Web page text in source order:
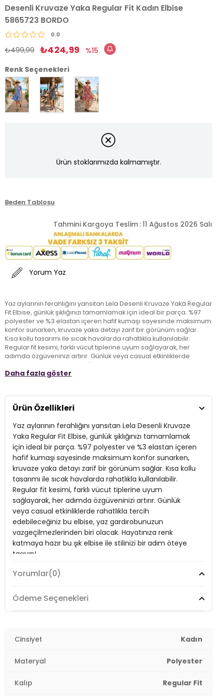
Desenli Kruvaze Yaka Regular Fit Kadın Elbise
5865723 BORDO
0.0
₺499,99 ₺424,99
15
Renk Seçenekleri
Ürün stoklarımızda kalmamıştır.
Beden Tablosu
Tahmini Kargoya Teslim :11 Ağustos 2026 Salı
Yorum Yaz
Yaz aylarının ferahlığını yansıtan Lela Desenli Kruvaze Yaka Regular
Fit Elbise, günlük şıklığınızı tamamlamak için ideal bir parça. %97
polyester ve %3 elastan içeren hafif kumaşı sayesinde maksimum
konfor sunarken, kruvaze yaka detayı zarif bir görünüm sağlar.
Kısa kollu tasarımı ile sıcak havalarda rahatlıkla kullanılabilir.
Regular fit kesimi, farklı vücut tiplerine uyum sağlayarak, her
adımda özgüveninizi artırır. Günlük veya casual etkinliklerde
rahatlıkla tercih edebileceğiniz bu elbise, yaz gardırobunuzun
vazgeçilmezlerinden biri olacak. Hayatınıza renk katmaya hazır bu
Model:Elbise
Giyim Tarzı:Günlük/Casual
Mevsim: Yazlık
Materyal: %97 Polyester %3 Elastan
Yaka Tipi:Kruvaze Yaka
Kol Tipi: Kısa Kol
Kalıp Bilgisi:Regular Fit
Yaş Grubu:Yetişkin
2DY5865723.61
Daha fazla göster
Ürün Özellikleri
Yaz aylarının ferahlığını yansıtan Lela Desenli Kruvaze
Yaka Regular Fit Elbise, günlük şıklığınızı tamamlamak
için ideal bir parça. %97 polyester ve %3 elastan içeren
hafif kumaşı sayesinde maksimum konfor sunarken,
kruvaze yaka detayı zarif bir görünüm sağlar. Kısa kollu
tasarımı ile sıcak havalarda rahatlıkla kullanılabilir.
Regular fit kesimi, farklı vücut tiplerine uyum
sağlayarak, her adımda özgüveninizi artırır. Günlük
veya casual etkinliklerde rahatlıkla tercih
edebileceğiniz bu elbise, yaz gardırobunuzun
vazgeçilmezlerinden biri olacak. Hayatınıza renk
katmaya hazır bu şık elbise ile stilinizi bir adım öteye
taşıyın!
Yorumlar(0)
Ödeme Seçenekleri
Cinsiyet Kadın
Materyal Polyester
Kalıp Regular Fit